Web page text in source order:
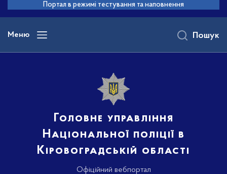
основного
вмісту
Портал в режимі тестування та наповнення
Меню
Головне управління
Національної поліції в
Кіровоградській області
Офіційний вебпортал
Пошук